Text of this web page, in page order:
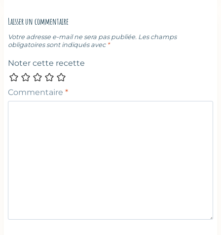
Laisser un commentaire
Votre adresse e-mail ne sera pas publiée. Les champs
obligatoires sont indiqués avec *
Noter cette recette
Commentaire *